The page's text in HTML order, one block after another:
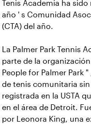
Tenis Academia ha
año ' s Comunidad
(CTA) del año.
La Palmer Park Tennis
parte de la
People for Palmer Park
de tenis comunitaria
registrada en la USTA
en el área de Detroit.
por Leonora King, una